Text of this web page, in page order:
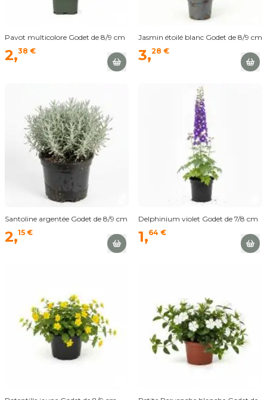
Pavot multicolore Godet de 8/9 cm
2,38 €
Jasmin étoilé blanc Godet de 8/9 cm
3,28 €
Santoline argentée Godet de 8/9 cm
2,15 €
Delphinium violet Godet de 7/8 cm
1,64 €